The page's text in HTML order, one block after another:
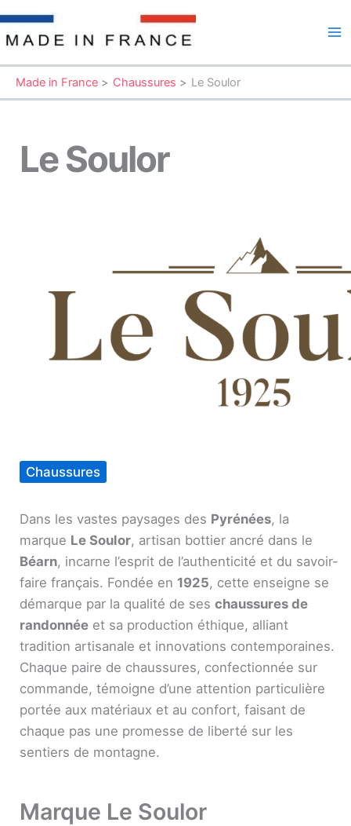
au
contenu
Made in France Chaussures Le Soulor
Le Soulor
Chaussures
Dans les vastes paysages des Pyrénées, la
marque Le Soulor, artisan bottier ancré dans le
Béarn, incarne l’esprit de l’authenticité et du savoir-
faire français. Fondée en 1925, cette enseigne se
démarque par la qualité de ses chaussures de
randonnée et sa production éthique, alliant
tradition artisanale et innovations contemporaines.
Chaque paire de chaussures, confectionnée sur
commande, témoigne d’une attention particulière
portée aux matériaux et au confort, faisant de
chaque pas une promesse de liberté sur les
sentiers de montagne.
Marque Le Soulor